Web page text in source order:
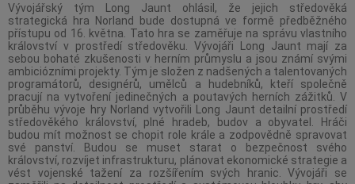
Vývojářský tým Long Jaunt ohlásil, že jejich středověká
strategická hra Norland bude dostupná ve formě předběžného
přístupu od 16. května. Tato hra se zaměřuje na správu vlastního
království v prostředí středověku. Vývojáři Long Jaunt mají za
sebou bohaté zkušenosti v herním průmyslu a jsou známí svými
ambiciózními projekty. Tým je složen z nadšených a talentovaných
programátorů, designérů, umělců a hudebníků, kteří společně
pracují na vytvoření jedinečných a poutavých herních zážitků. V
průběhu vývoje hry Norland vytvořili Long Jaunt detailní prostředí
středověkého království, plné hradeb, budov a obyvatel. Hráči
budou mít možnost se chopit role krále a zodpovědně spravovat
své panství. Budou se muset starat o bezpečnost svého
království, rozvíjet infrastrukturu, plánovat ekonomické strategie a
vést vojenské tažení za rozšířením svých hranic. Vývojáři se